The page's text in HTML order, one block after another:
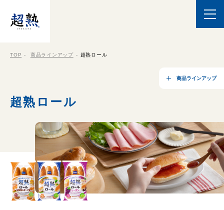
TOP 商品ラインアップ 超熟ロール
商品ラインアップ
超熟ロール